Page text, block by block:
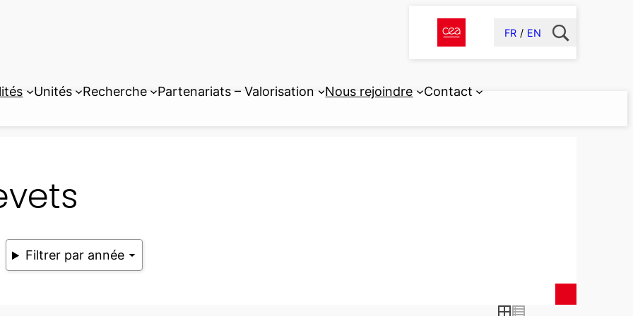
FR EN
Unités Recherche Partenariats – Valorisation Nous rejoindre Contact
Filtrer par année